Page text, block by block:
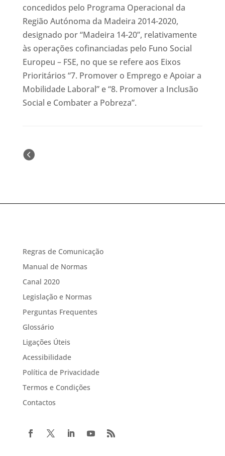
concedidos pelo Programa Operacional da
Região Autónoma da Madeira 2014-2020,
designado por “Madeira 14-20”, relativamente
às operações cofinanciadas pelo Funo Social
Europeu – FSE, no que se refere aos Eixos
Prioritários “7. Promover o Emprego e Apoiar a
Mobilidade Laboral” e “8. Promover a Inclusão
Social e Combater a Pobreza”.
« Older Entries
Regras de Comunicação
Manual de Normas
Canal 2020
Legislação e Normas
Perguntas Frequentes
Glossário
Ligações Úteis
Acessibilidade
Política de Privacidade
Termos e Condições
Contactos